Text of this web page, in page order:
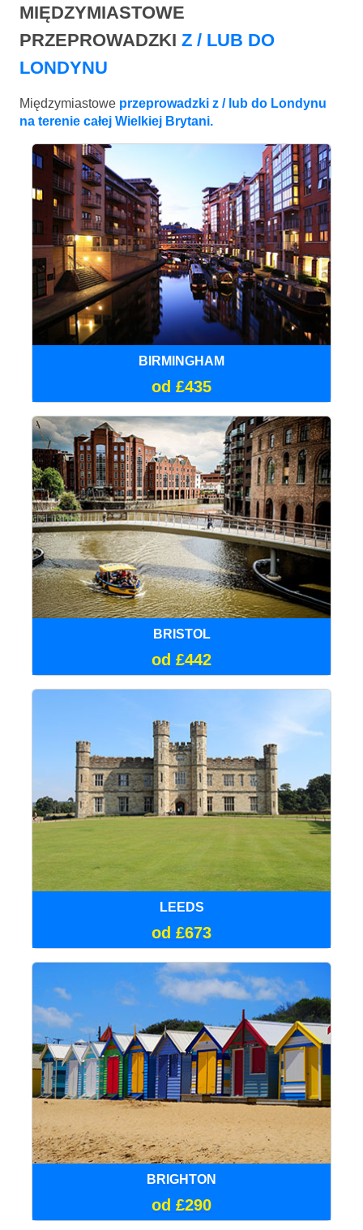
MIĘDZYMIASTOWE
PRZEPROWADZKI Z / LUB DO
LONDYNU
Międzymiastowe przeprowadzki z / lub do Londynu
na terenie całej Wielkiej Brytani.
BIRMINGHAM
od £435
BRISTOL
od £442
LEEDS
od £673
BRIGHTON
od £290